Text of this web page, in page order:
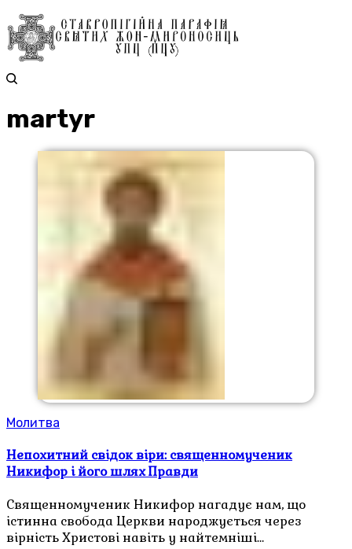
martyr
Молитва
Непохитний свідок віри: священномученик
Никифор і його шлях Правди
Священномученик Никифор нагадує нам, що
істинна свобода Церкви народжується через
вірність Христові навіть у найтемніші…